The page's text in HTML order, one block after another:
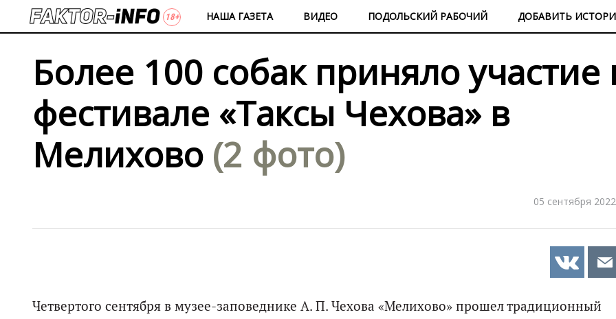
НАША ГАЗЕТА ВИДЕО ПОДОЛЬСКИЙ РАБОЧИЙ ДОБАВИТЬ
Более 100 собак приняло участие
фестивале «Таксы Чехова» в
Мелихово (2 фото)
05 сентября
Четвертого сентября в музее-заповеднике А. П. Чехова «Мелихово» прошел традиционный